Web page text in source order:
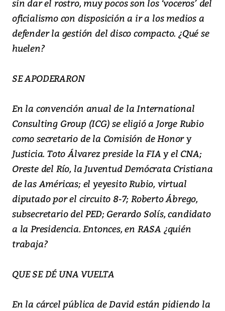
sin dar el rostro, muy pocos son los ‘voceros’ del
oficialismo con disposición a ir a los medios a
defender la gestión del disco compacto. ¿Qué se
huelen?
SE APODERARON
En la convención anual de la International
Consulting Group (ICG) se eligió a Jorge Rubio
como secretario de la Comisión de Honor y
Justicia. Toto Álvarez preside la FIA y el CNA;
Oreste del Río, la Juventud Demócrata Cristiana
de las Américas; el yeyesito Rubio, virtual
diputado por el circuito 8-7; Roberto Ábrego,
subsecretario del PED; Gerardo Solís, candidato
a la Presidencia. Entonces, en RASA ¿quién
trabaja?
QUE SE DÉ UNA VUELTA
En la cárcel pública de David están pidiendo la